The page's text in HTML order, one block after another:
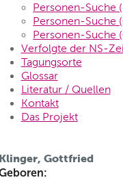
Personen-Suche
Personen-Suche
Personen-Suche
Verfolgte der NS-
Tagungsorte
Glossar
Literatur / Quellen
Kontakt
Das Projekt
Gottfried